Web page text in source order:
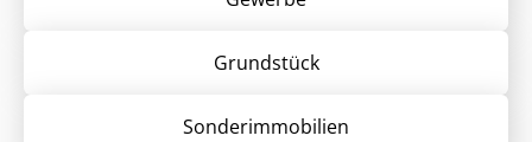
Grund­stück
Sonder­immobilien